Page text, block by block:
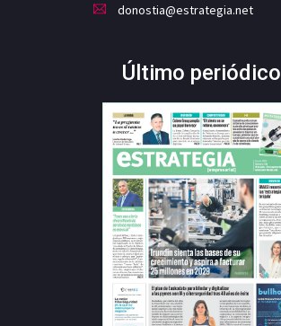
donostia@estrategia.net
Último periódico